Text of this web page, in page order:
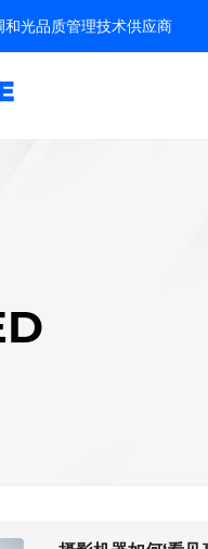
光品质管理技术供应商